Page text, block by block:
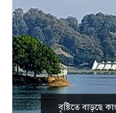
বৃষ্টিতে বাড়ছে